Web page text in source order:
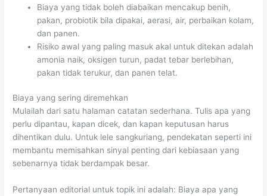
Biaya yang tidak boleh diabaikan mencakup benih,
pakan, probiotik bila dipakai, aerasi, air, perbaikan kolam,
dan panen.
Risiko awal yang paling masuk akal untuk ditekan adalah
amonia naik, oksigen turun, padat tebar berlebihan,
pakan tidak terukur, dan panen telat.
Biaya yang sering diremehkan
Mulailah dari satu halaman catatan sederhana. Tulis apa yang
perlu dipantau, kapan dicek, dan kapan keputusan harus
dihentikan dulu. Untuk lele sangkuriang, pendekatan seperti ini
membantu memisahkan sinyal penting dari kebiasaan yang
sebenarnya tidak berdampak besar.
Pertanyaan editorial untuk topik ini adalah: Biaya apa yang